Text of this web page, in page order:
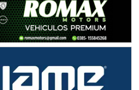
- F6